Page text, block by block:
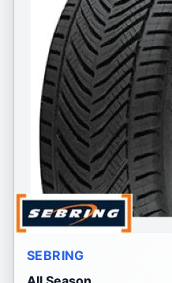
SEBRING